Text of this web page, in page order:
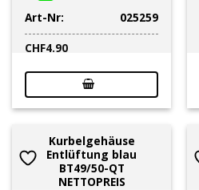
Art-Nr:
025259
CHF4.90
Kurbelgehäuse
Entlüftung blau
BT49/50-QT
NETTOPREIS